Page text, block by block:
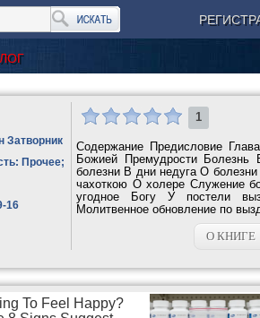
Затворник
Прочее;
16
1
Содержание Предисловие
Божией Премудрости
болезни В дни недуга О
чахоткою О холере Служение
угодное Богу У постели
Молитвенное обновление по
О КНИГЕ